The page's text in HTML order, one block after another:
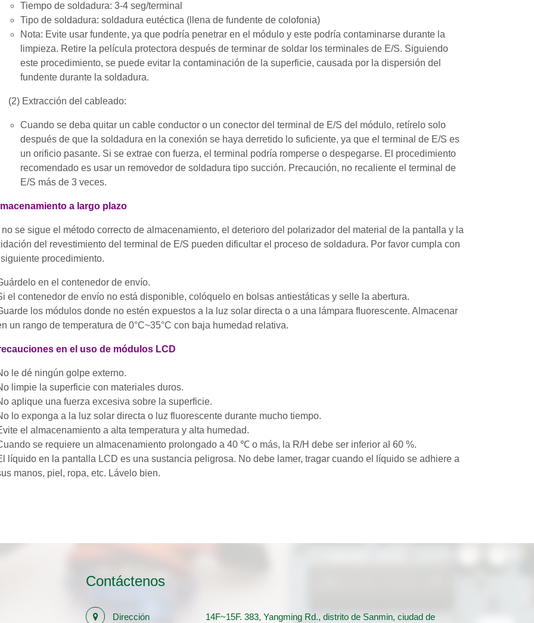
Tiempo de soldadura: 3-4 seg/terminal
Tipo de soldadura: soldadura eutéctica (llena de fundente de colofonia)
Nota: Evite usar fundente, ya que podría penetrar en el módulo y este podría contaminarse durante la
limpieza. Retire la película protectora después de terminar de soldar los terminales de E/S. Siguiendo
este procedimiento, se puede evitar la contaminación de la superficie, causada por la dispersión del
fundente durante la soldadura.
(2) Extracción del cableado:
Cuando se deba quitar un cable conductor o un conector del terminal de E/S del módulo, retírelo solo
después de que la soldadura en la conexión se haya derretido lo suficiente, ya que el terminal de E/S es
un orificio pasante. Si se extrae con fuerza, el terminal podría romperse o despegarse. El procedimiento
recomendado es usar un removedor de soldadura tipo succión. Precaución, no recaliente el terminal de
E/S más de 3 veces.
a largo plazo
no se sigue el método correcto de almacenamiento, el deterioro del polarizador del material de la pantalla y la
del revestimiento del terminal de E/S pueden dificultar el proceso de soldadura. Por favor cumpla con
procedimiento.
en el contenedor de envío.
el contenedor de envío no está disponible, colóquelo en bolsas antiestáticas y selle la abertura.
los módulos donde no estén expuestos a la luz solar directa o a una lámpara fluorescente. Almacenar
un rango de temperatura de 0°C~35°C con baja humedad relativa.
en el uso de módulos LCD
le dé ningún golpe externo.
limpie la superficie con materiales duros.
aplique una fuerza excesiva sobre la superficie.
lo exponga a la luz solar directa o luz fluorescente durante mucho tiempo.
el almacenamiento a alta temperatura y alta humedad.
se requiere un almacenamiento prolongado a 40 ℃ o más, la R/H debe ser inferior al 60 %.
líquido en la pantalla LCD es una sustancia peligrosa. No debe lamer, tragar cuando el líquido se adhiere a
manos, piel, ropa, etc. Lávelo bien.
Contáctenos
Dirección 14F~15F. 383, Yangming Rd., distrito de Sanmin, ciudad de